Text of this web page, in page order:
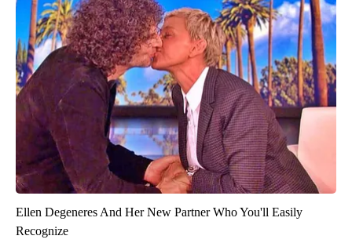
Ellen Degeneres And Her New Partner Who You'll Easily
Recognize